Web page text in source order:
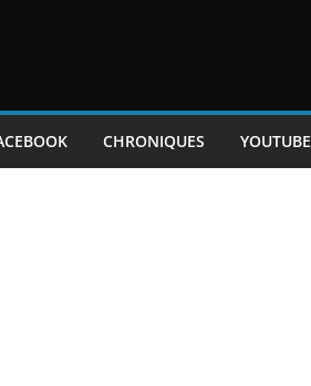
CHRONIQUES YOUTUBE